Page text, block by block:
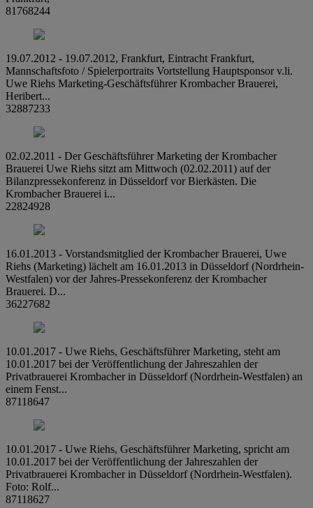
81768244
19.07.2012 - 19.07.2012, Frankfurt, Eintracht Frankfurt,
Mannschaftsfoto / Spielerportraits Vortstellung Hauptsponsor v.li.
Uwe Riehs Marketing-Geschäftsführer Krombacher Brauerei,
Heribert...
32887233
02.02.2011 - Der Geschäftsführer Marketing der Krombacher
Brauerei Uwe Riehs sitzt am Mittwoch (02.02.2011) auf der
Bilanzpressekonferenz in Düsseldorf vor Bierkästen. Die
Krombacher Brauerei i...
22824928
16.01.2013 - Vorstandsmitglied der Krombacher Brauerei, Uwe
Riehs (Marketing) lächelt am 16.01.2013 in Düsseldorf (Nordrhein-
Westfalen) vor der Jahres-Pressekonferenz der Krombacher
Brauerei. D...
36227682
10.01.2017 - Uwe Riehs, Geschäftsführer Marketing, steht am
10.01.2017 bei der Veröffentlichung der Jahreszahlen der
Privatbrauerei Krombacher in Düsseldorf (Nordrhein-Westfalen) an
einem Fenst...
87118647
10.01.2017 - Uwe Riehs, Geschäftsführer Marketing, spricht am
10.01.2017 bei der Veröffentlichung der Jahreszahlen der
Privatbrauerei Krombacher in Düsseldorf (Nordrhein-Westfalen).
Foto: Rolf...
87118627